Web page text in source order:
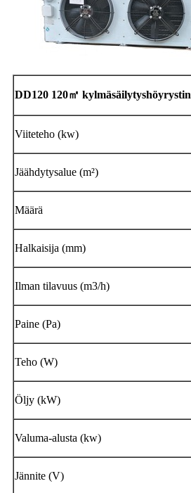
DD120 120㎡ kylmäsäilytyshöyrystin
Viiteteho (kw)
Jäähdytysalue (m²)
Määrä
Halkaisija (mm)
Ilman tilavuus (m3/h)
Paine (Pa)
Teho (W)
Öljy (kW)
Valuma-alusta (kw)
Jännite (V)